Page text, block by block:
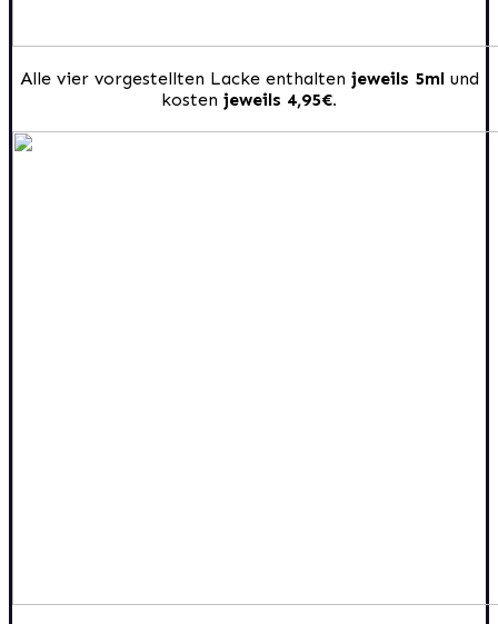
Alle vier vorgestellten Lacke enthalten jeweils 5ml und
kosten jeweils 4,95€.